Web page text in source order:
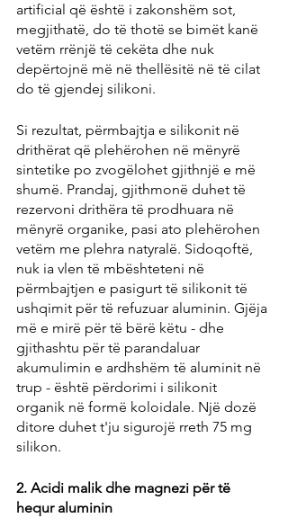
artificial që është i zakonshëm sot,
megjithatë, do të thotë se bimët kanë
vetëm rrënjë të cekëta dhe nuk
depërtojnë më në thellësitë në të cilat
do të gjendej silikoni.
Si rezultat, përmbajtja e silikonit në
drithërat që plehërohen në mënyrë
sintetike po zvogëlohet gjithnjë e më
shumë. Prandaj, gjithmonë duhet të
rezervoni drithëra të prodhuara në
mënyrë organike, pasi ato plehërohen
vetëm me plehra natyralë. Sidoqoftë,
nuk ia vlen të mbështeteni në
përmbajtjen e pasigurt të silikonit të
ushqimit për të refuzuar aluminin. Gjëja
më e mirë për të bërë këtu - dhe
gjithashtu për të parandaluar
akumulimin e ardhshëm të aluminit në
trup - është përdorimi i silikonit
organik në formë koloidale. Një dozë
ditore duhet t'ju sigurojë rreth 75 mg
silikon.
2. Acidi malik dhe magnezi për të
hequr aluminin